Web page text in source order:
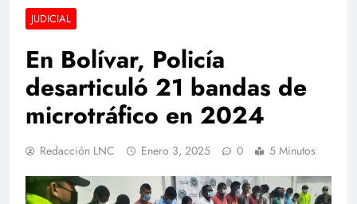
JUDICIAL
En Bolívar, Policía
desarticuló 21 bandas de
microtráfico en 2024
Redacción LNC Enero 3, 2025 0 5 Minutos